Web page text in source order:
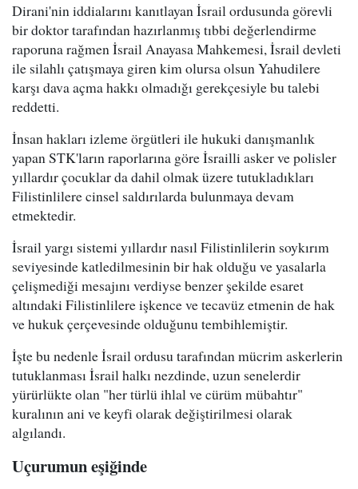
Dirani'nin iddialarını kanıtlayan İsrail ordusunda görevli
bir doktor tarafından hazırlanmış tıbbi değerlendirme
raporuna rağmen İsrail Anayasa Mahkemesi, İsrail devleti
ile silahlı çatışmaya giren kim olursa olsun Yahudilere
karşı dava açma hakkı olmadığı gerekçesiyle bu talebi
reddetti.
İnsan hakları izleme örgütleri ile hukuki danışmanlık
yapan STK'ların raporlarına göre İsrailli asker ve polisler
yıllardır çocuklar da dahil olmak üzere tutukladıkları
Filistinlilere cinsel saldırılarda bulunmaya devam
etmektedir.
İsrail yargı sistemi yıllardır nasıl Filistinlilerin soykırım
seviyesinde katledilmesinin bir hak olduğu ve yasalarla
çelişmediği mesajını verdiyse benzer şekilde esaret
altındaki Filistinlilere işkence ve tecavüz etmenin de hak
ve hukuk çerçevesinde olduğunu tembihlemiştir.
İşte bu nedenle İsrail ordusu tarafından mücrim askerlerin
tutuklanması İsrail halkı nezdinde, uzun senelerdir
yürürlükte olan "her türlü ihlal ve cürüm mübahtır"
kuralının ani ve keyfi olarak değiştirilmesi olarak
algılandı.
Uçurumun eşiğinde